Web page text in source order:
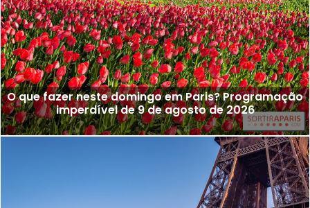
O que fazer neste domingo em Paris? Programação
imperdível de 9 de agosto de 2026